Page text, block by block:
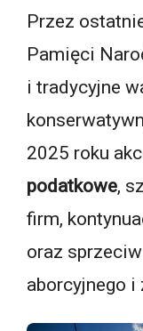
Przez
Pamięci
i tradycyjne
2025 roku
podatkowe,
firm,
oraz
aborcyjnego